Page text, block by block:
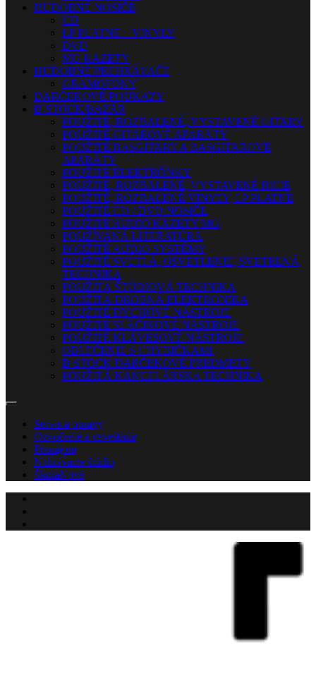
HUDOBNÉ NOSIČE
CD
LP PLATNE – VINYLY
DVD
MG KAZETY
HUDOBNÉ PREHRÁVAČE
GRAMOFÓNY
DARČEKOVÉ POUKAZY
B-STOCK/BAZÁR
POUŽITÉ, ROZBALENÉ, VYSTAVENÉ GITARY
POUŽITÉ GITAROVÉ APARÁTY
POUŽITÉ BASGITARY A BASGITAROVÉ
APARÁTY
POUŽITÉ ELEKTRÓNKY
POUŽITÉ, ROZBALENÉ, VYSTAVENÉ BICIE
POUŽITÉ, ROZBALENÉ VINYLY, LP PLATNE
POUŽITÉ CD / DVD NOSIČE
POUŽITÉ AUDIO KAZETY MG
POUŽÍVANÁ LITERATÚRA
POUŽITÉ AUDIO SYSTÉMY
POUŽITÉ SVETLÁ, OSVETLENIE, SVETELNÁ
TECHNIKA
POUŽITÁ ŠTÚDIOVÁ TECHNIKA
POUŽITÁ DROBNÁ ELEKTRONIKA
POUŽITÉ DYCHOVÉ NÁSTROJE
POUŽITÉ SLÁČIKOVÉ NÁSTROJE
POUŽITÉ KLÁVESOVÉ NÁSTROJE
OBLEČENIE S CHYBIČKAMI
B-STOCK DARČEKOVÉ PREDMETY
POUŽITÁ KANCELÁRSKA TECHNIKA
Servis a opravy
Ozvučenie a osvetlenie
Prenájom
Nahrávacie štúdio
ŠkolaNové